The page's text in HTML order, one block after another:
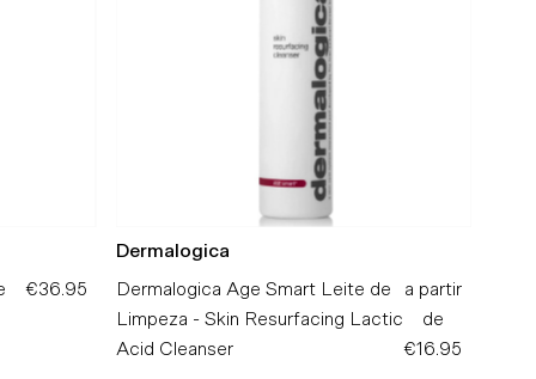
Preço
€36.95
Dermalogica
Dermalogica Age Smart Leite de
Limpeza - Skin Resurfacing Lactic
Acid Cleanser
Preço
Normal
a partir
de
€16.95